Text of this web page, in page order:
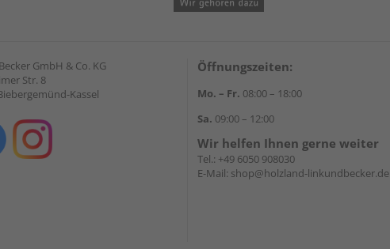
GmbH & Co. KG
Str. 8
Kassel
Öffnungszeiten:
Mo. – Fr. 08:00 – 18:00
Sa. 09:00 – 12:00
Wir helfen Ihnen gerne weiter
Tel.: +49 6050 908030
E-Mail: shop@holzland-linkundbecker.de